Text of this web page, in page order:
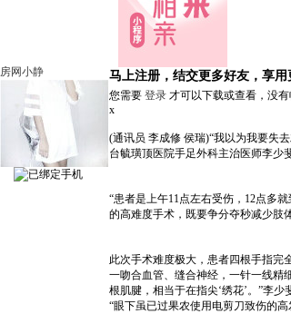
房网小静 马上注册，结交更多好友，享用
您需要 登录 才可以下载或查看，没有
x
(通讯员 李成修 侯瑞)“我以为我要失
台毓璜顶医院手足外科主治医师李少
“患者是上午11点左右受伤，12点多
的高难度手术，既要争分夺秒减少肢
此次手术难度极大，患者四根手指完
一吻合血管、缝合神经，一针一线精
根肌腱，相当于在指尖‘绣花’。”李
“眼下虽已过果农使用电剪刀致伤的